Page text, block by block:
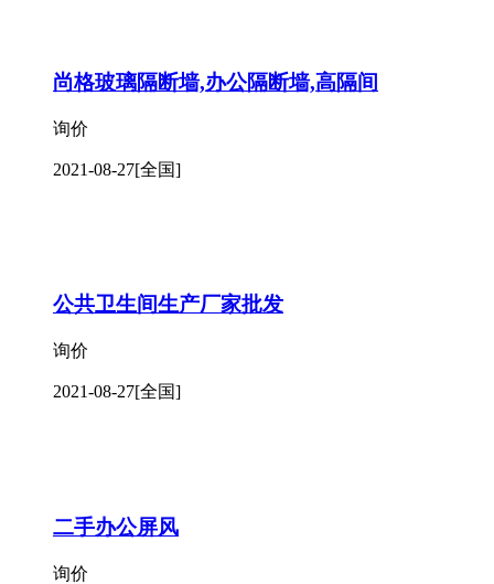
尚格玻璃隔断墙,办公隔断墙,高隔间
询价
2021-08-27[全国]
公共卫生间生产厂家批发
询价
2021-08-27[全国]
二手办公屏风
询价